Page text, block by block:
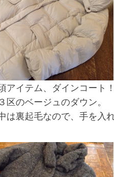
アイテム、ダインコート！
区のベージュのダウン。
は裏起毛なので、手を入